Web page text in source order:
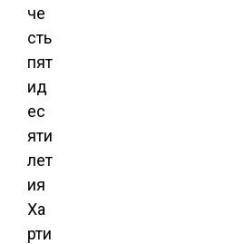
че
сть
пят
ид
ес
яти
лет
ия
Ха
рти